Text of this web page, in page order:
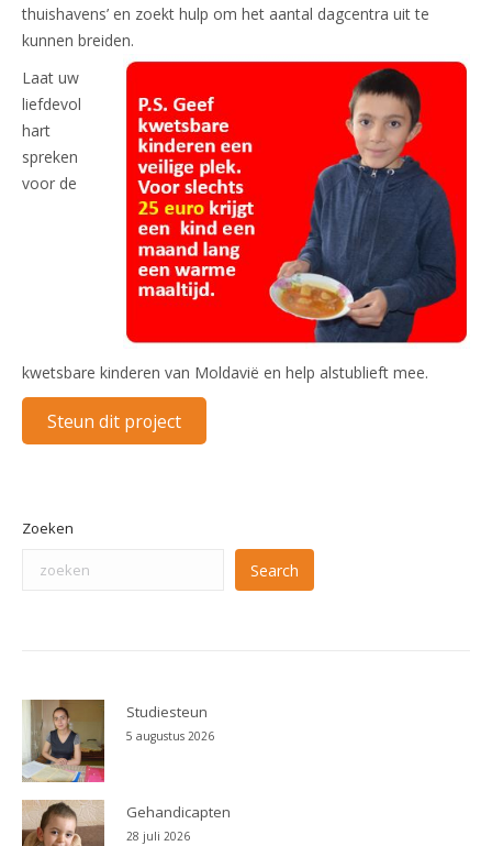
thuishavens’ en zoekt hulp om het aantal dagcentra uit te
kunnen breiden.
Laat uw
liefdevol
hart
spreken
voor de
kwetsbare kinderen van Moldavië en help alstublieft mee.
Steun dit project
Zoeken
Search
Studiesteun
5 augustus 2026
Gehandicapten
28 juli 2026